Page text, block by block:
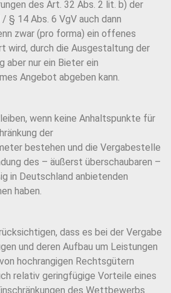
des Art. 32 Abs. 2 lit. b) der
§ 14 Abs. 6 VgV auch dann
zwar (pro forma) ein offenes
wird, durch die Ausgestaltung der
aber nur ein Bieter ein
Angebot abgeben kann.
wenn keine Anhaltspunkte für
der
bestehen und die Vergabestelle
des – äußerst überschaubaren –
in Deutschland anbietenden
haben.
dass es bei der Vergabe
und deren Aufbau um Leistungen
hochrangigen Rechtsgütern
relativ geringfügige Vorteile eines
des Wettbewerbs